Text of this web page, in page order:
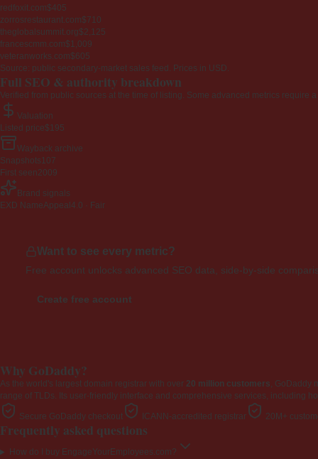
redfoxit.com$405
zorrosrestaurant.com$710
theglobalsummit.org$2,125
francescmm.com$1,009
veteranworks.com$605
Source: public secondary-market sales feed. Prices in USD.
Full SEO & authority breakdown
Verified from public sources at the time of listing. Some advanced metrics require
Valuation
Listed price$195
Wayback archive
Snapshots 107
First seen2009
Brand signals
EXD NameAppeal 4.0 · Fair
Want to see every metric?
Free account unlocks advanced SEO data, side-by-side
Create free account
Why GoDaddy?
As the world's largest domain registrar with over 20 million customers, GoDaddy
range of TLDs. Its user-friendly interface and comprehensive services, including
Secure GoDaddy checkout ICANN-accredited registrar 20M+
Frequently asked questions
How do I buy EngageYourEmployees.com?